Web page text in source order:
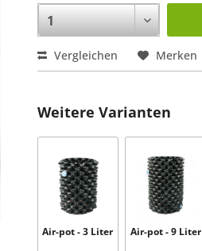
Vergleichen Merken
Weitere Varianten
Air-pot - 3 Liter Air-pot - 9 Liter